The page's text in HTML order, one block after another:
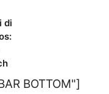
di
BOTTOM"]